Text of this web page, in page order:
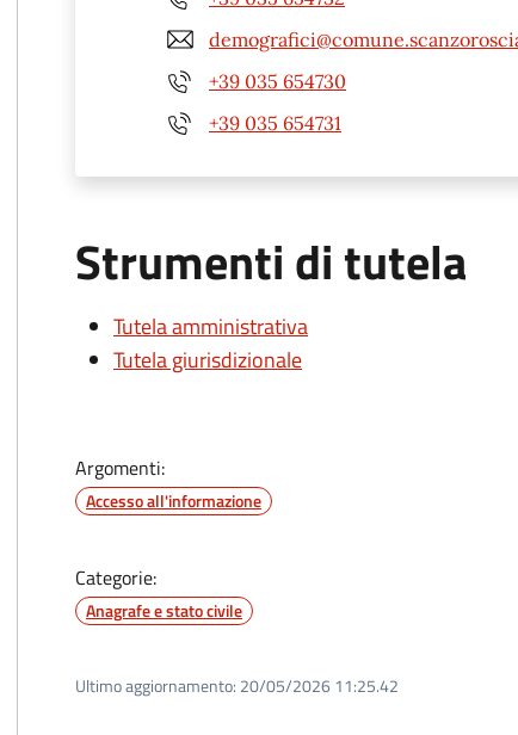
+39 035 654730
+39 035 654731
Strumenti di tutela
Tutela amministrativa
Tutela giurisdizionale
Argomenti:
Accesso all'informazione
Categorie:
Anagrafe e stato civile
Ultimo aggiornamento: 20/05/2026 11:25.42